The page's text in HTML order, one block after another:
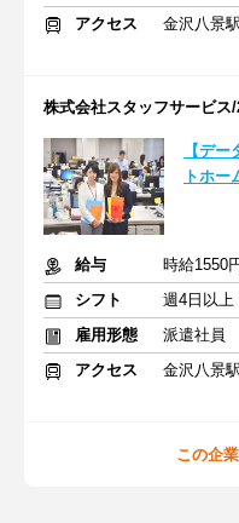
アクセス
金沢八景
株式会社スタッフサービス
【デ
トホ
給与
時給1550
シフト
週4日以上
雇用形態
派遣社員
アクセス
金沢八景
この企